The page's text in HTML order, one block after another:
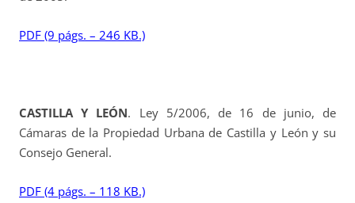
PDF (9 págs. – 246 KB.)
CASTILLA Y LEÓN. Ley 5/2006, de 16 de junio, de
Cámaras de la Propiedad Urbana de Castilla y León y su
Consejo General.
PDF (4 págs. – 118 KB.)